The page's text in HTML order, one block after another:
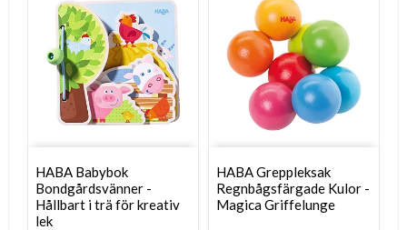
HABA Babybok
Bondgårdsvänner -
Hållbart i trä för kreativ
lek
HABA Greppleksak
Regnbågsfärgade Kulor -
Magica Griffelunge